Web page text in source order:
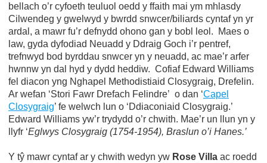
bellach o’r cyfoeth teuluol oedd y ffaith mai ym mhlasdy
Cilwendeg y gwelwyd y bwrdd snwcer/biliards cyntaf yn yr
ardal, a mawr fu’r defnydd ohono gan y bobl leol. Maes o
law, gyda dyfodiad Neuadd y Ddraig Goch i’r pentref,
trefnwyd bod byrddau snwcer yn y neuadd, ac mae’r arfer
hwnnw yn dal hyd y dydd heddiw. Cofiaf Edward Williams
fel diacon yng Nghapel Methodistiaid Closygraig, Drefelin.
Ar wefan ‘Stori Fawr Drefach Felindre’ o dan ‘Capel
Closygraig’ fe welwch lun o ‘Ddiaconiaid Closygraig.’
Edward Williams yw’r trydydd o’r chwith. Mae’r un llun yn y
llyfr ‘Eglwys Closygraig (1754-1954), Braslun o’i Hanes.’
Y tŷ mawr cyntaf ar y chwith wedyn yw Rose Villa ac roedd